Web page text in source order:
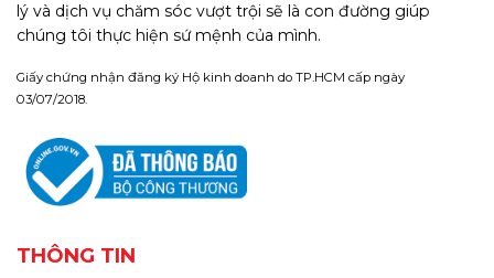
lý và dịch vụ chăm sóc vượt trội sẽ là con đường giúp
chúng tôi thực hiện sứ mệnh của mình.
Giấy chứng nhận đăng ký Hộ kinh doanh do TP.HCM cấp ngày
03/07/2018.
THÔNG TIN